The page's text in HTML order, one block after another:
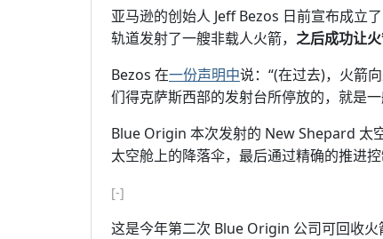
亚马逊的创始人 Jeff Bezos 日前宣布成立
轨道发射了一艘非载人火箭， 之后成功让
Bezos 在一份声明中说：“(在过去)，火箭
们得克萨斯西部的发射台所停放的，就是一
Blue Origin 本次发射的 New Shepard 太
太空舱上的降落伞，最后通过精确的推进
[-]
这是今年第二次 Blue Origin 公司可回收